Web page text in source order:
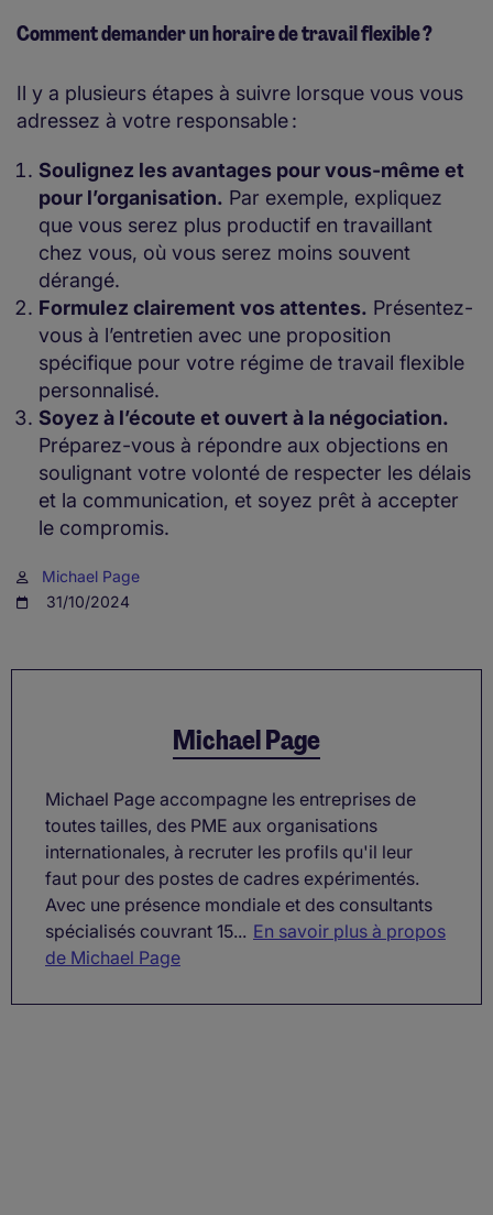
Comment demander un horaire de travail flexible ?
Il y a plusieurs étapes à suivre lorsque vous vous
adressez à votre responsable :
Soulignez les avantages pour vous-même et
pour l’organisation. Par exemple, expliquez
que vous serez plus productif en travaillant
chez vous, où vous serez moins souvent
dérangé.
Formulez clairement vos attentes. Présentez-
vous à l’entretien avec une proposition
spécifique pour votre régime de travail flexible
personnalisé.
Soyez à l’écoute et ouvert à la négociation.
Préparez-vous à répondre aux objections en
soulignant votre volonté de respecter les délais
et la communication, et soyez prêt à accepter
le compromis.
Michael Page
31/10/2024
Michael Page
Michael Page accompagne les entreprises de
toutes tailles, des PME aux organisations
internationales, à recruter les profils qu'il leur
faut pour des postes de cadres expérimentés.
Avec une présence mondiale et des consultants
spécialisés couvrant 15... En savoir plus à propos
de Michael Page